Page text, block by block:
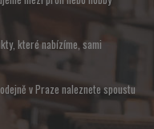
které nabízíme, sami
v Praze naleznete spoustu